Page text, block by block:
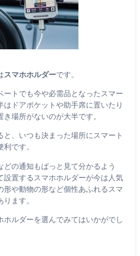
スマホホルダーです。
ートでも今や必需品となったスマー
はドアポケットや助手席に置いたり
場所がないのが大半です。
と、いつも決まった場所にスマート
です。
どの通知もぱっと見て分かるよう
設置するスマホホルダーが今は人気
形や動物の形など個性あふれるスマ
ます。
ホルダーを選んでみてはいかがでし